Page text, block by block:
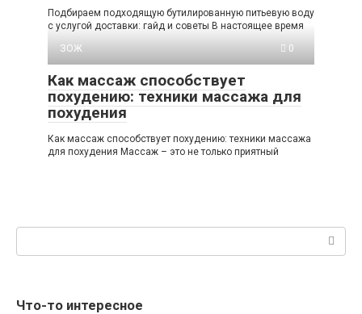
Подбираем подходящую бутилированную питьевую воду
с услугой доставки: гайд и советы В настоящее время
ЗОЖ
0
Как массаж способствует
похудению: техники массажа для
похудения
Как массаж способствует похудению: техники массажа
для похудения Массаж – это не только приятный
Что-то интересное